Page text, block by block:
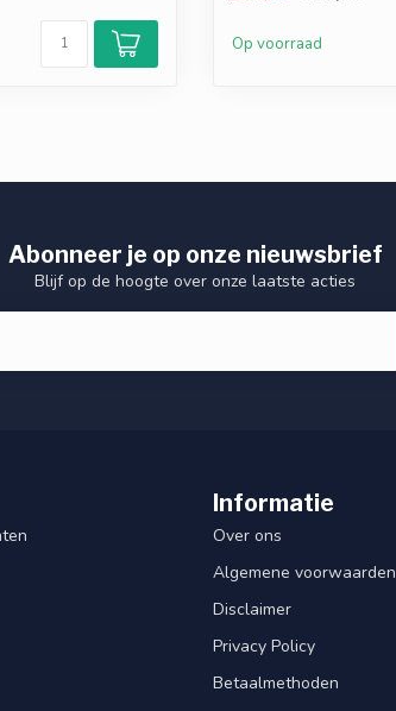
Op voorraad
Abonneer je op onze nieuwsbrief
Blijf op de hoogte over onze laatste acties
Informatie
Over ons
Algemene voorwaarden
Disclaimer
Privacy Policy
Betaalmethoden